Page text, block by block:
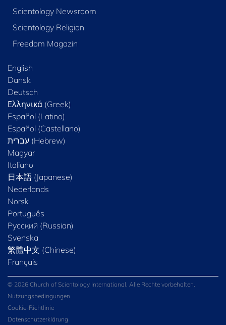
Scientology Newsroom
Scientology Religion
Freedom Magazin
English
Dansk
Deutsch
Ελληνικά (Greek)
Español (Latino)
Español (Castellano)
Magyar
Italiano
日本語 (Japanese)
Nederlands
Norsk
Português
Русский (Russian)
Svenska
繁體中文 (Chinese)
Français
© 2026 Church of Scientology International. Alle Rechte vorbehalten.
Nutzungsbedingungen
Cookie-Richtlinie
Datenschutzerklärung